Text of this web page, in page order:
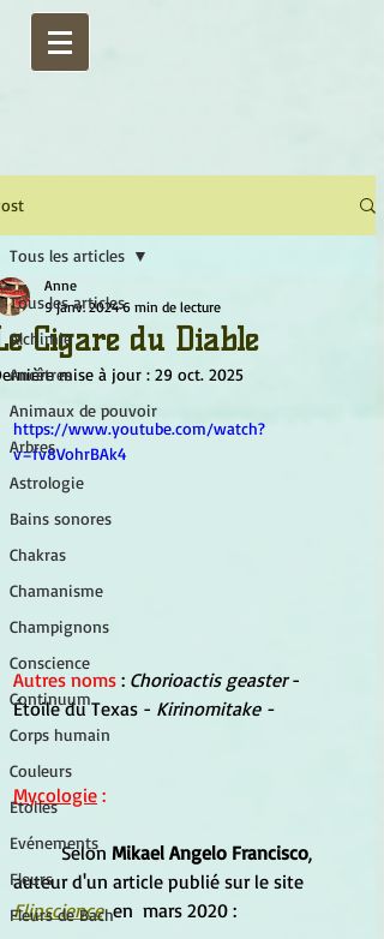
Tous les articles
Alchimie
Ancêtres
Animaux de pouvoir
Arbres
Astrologie
Bains sonores
Chakras
Chamanisme
Champignons
Conscience
Continuum
Corps humain
Couleurs
Etoiles
Evénements
Fleurs
Fleurs de Bach
Tous les articles
Cigare du Diable
Anne
9 janv. 2024 6 min de lecture
mise à jour : 29 oct. 2025
https://www.youtube.com/watch?
v=fv8VohrBAk4
Autres noms : Chorioactis geaster -
Étoile du Texas - Kirinomitake -
Mycologie :
	Selon
Mikael Angelo Francisco,
auteur d'un article publié sur le site
Flipscience
  en  mars 2020 :